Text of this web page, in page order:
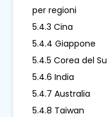
per regioni
5.4.3 Cina
5.4.4 Giappone
5.4.5 Corea del
5.4.6 India
5.4.7 Australia
5.4.8 Taiwan